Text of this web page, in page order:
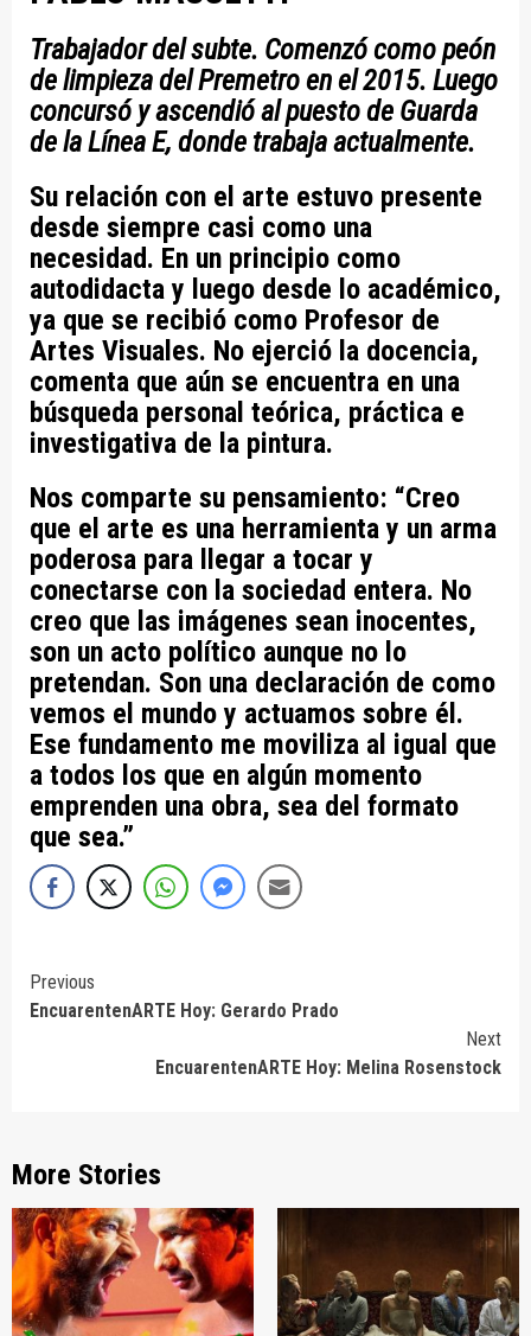
Trabajador del subte. Comenzó como peón
de limpieza del Premetro en el 2015. Luego
concursó y ascendió al puesto de Guarda
de la Línea E, donde trabaja actualmente.
Su relación con el arte estuvo presente
desde siempre casi como una
necesidad. En un principio como
autodidacta y luego desde lo académico,
ya que se recibió como Profesor de
Artes Visuales. No ejerció la docencia,
comenta que aún se encuentra en una
búsqueda personal teórica, práctica e
investigativa de la pintura.
Nos comparte su pensamiento: “Creo
que el arte es una herramienta y un arma
poderosa para llegar a tocar y
conectarse con la sociedad entera. No
creo que las imágenes sean inocentes,
son un acto político aunque no lo
pretendan. Son una declaración de como
vemos el mundo y actuamos sobre él.
Ese fundamento me moviliza al igual que
a todos los que en algún momento
emprenden una obra, sea del formato
que sea.”
Continue
Reading
Previous
EncuarentenARTE Hoy: Gerardo Prado
Next
EncuarentenARTE Hoy: Melina Rosenstock
More Stories